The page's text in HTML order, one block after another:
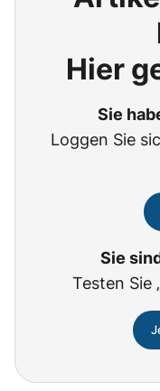
Hier
Sie
Loggen Sie
Sie
Testen Sie